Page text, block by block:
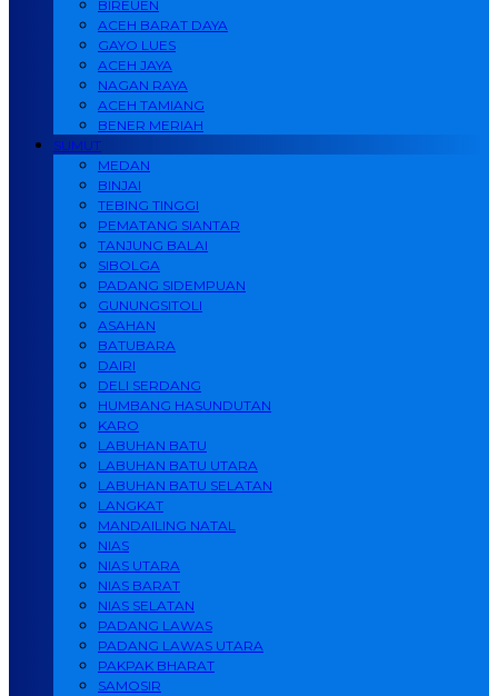
BIREUEN
ACEH BARAT DAYA
GAYO LUES
ACEH JAYA
NAGAN RAYA
ACEH TAMIANG
BENER MERIAH
SUMUT
MEDAN
BINJAI
TEBING TINGGI
PEMATANG SIANTAR
TANJUNG BALAI
SIBOLGA
PADANG SIDEMPUAN
GUNUNGSITOLI
ASAHAN
BATUBARA
DAIRI
DELI SERDANG
HUMBANG HASUNDUTAN
KARO
LABUHAN BATU
LABUHAN BATU UTARA
LABUHAN BATU SELATAN
LANGKAT
MANDAILING NATAL
NIAS
NIAS UTARA
NIAS BARAT
NIAS SELATAN
PADANG LAWAS
PADANG LAWAS UTARA
PAKPAK BHARAT
SAMOSIR